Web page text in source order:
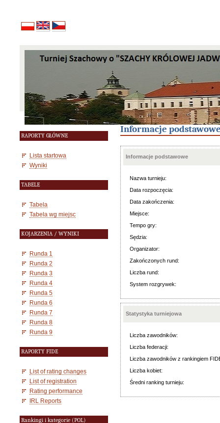
RAPORTY GŁÓWNE
Lista startowa
Wyniki
TABELE
Tabela
Tabela wg miejsc
KOJARZENIA / WYNIKI
Runda 1
Runda 2
Runda 3
Runda 4
Runda 5
Runda 6
Runda 7
Runda 8
Runda 9
RAPORTY FIDE
List of rating changes
List of registration
Rating performance
IRL Reports
Rankingi i kategorie (POL)
Informacje
Informacje podstawowe
Nazwa turnieju:
Data rozpoczęcia:
Data zakończenia:
Miejsce:
Tempo gry:
Sędzia:
Organizator:
Zakończonych rund:
Liczba rund:
System rozgrywek:
Statystyka turniejowa
Liczba zawodników:
Liczba federacji:
Liczba zawodników z rankingiem
Liczba kobiet:
Średni ranking turnieju: